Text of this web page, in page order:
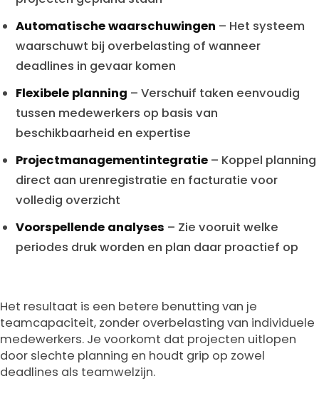
Automatische waarschuwingen – Het systeem
waarschuwt bij overbelasting of wanneer
deadlines in gevaar komen
Flexibele planning – Verschuif taken eenvoudig
tussen medewerkers op basis van
beschikbaarheid en expertise
Projectmanagementintegratie – Koppel planning
direct aan urenregistratie en facturatie voor
volledig overzicht
Voorspellende analyses – Zie vooruit welke
periodes druk worden en plan daar proactief op
Het resultaat is een betere benutting van je
teamcapaciteit, zonder overbelasting van individuele
medewerkers. Je voorkomt dat projecten uitlopen
door slechte planning en houdt grip op zowel
deadlines als teamwelzijn.